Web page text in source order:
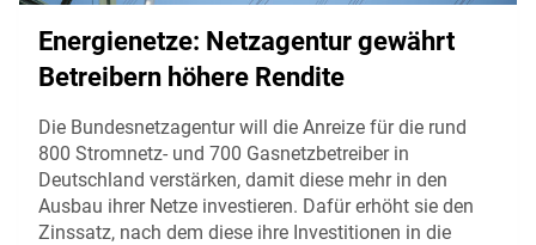
Energienetze: Netzagentur gewährt
Betreibern höhere Rendite
Die Bundesnetzagentur will die Anreize für die rund
800 Stromnetz- und 700 Gasnetzbetreiber in
Deutschland verstärken, damit diese mehr in den
Ausbau ihrer Netze investieren. Dafür erhöht sie den
Zinssatz, nach dem diese ihre Investitionen in die